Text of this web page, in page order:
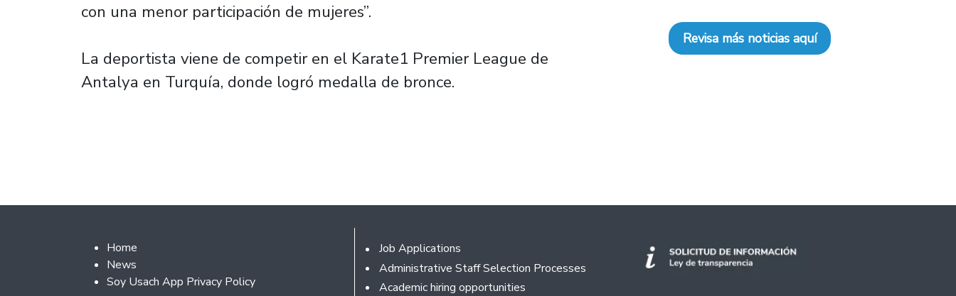
con una menor participación de mujeres”.
La deportista viene de competir en el Karate1 Premier League de
Antalya en Turquía, donde logró medalla de bronce.
Revisa más noticias aquí
Footer 2
Home
News
Soy Usach App Privacy Policy
Footer
Job Applications
Administrative Staff Selection Processes
Academic hiring opportunities